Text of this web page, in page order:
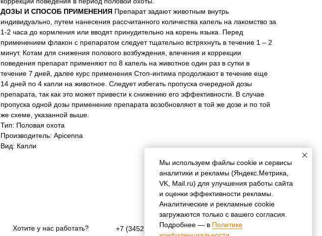
ДОЗЫ И СПОСОБ ПРИМЕНЕНИЯ Препарат задают животным внутрь
индивидуально, путем нанесения рассчитанного количества капель на лакомство за
1-2 часа до кормления или вводят принудительно на корень языка. Перед
применением флакон с препаратом следует тщательно встряхнуть в течение 1 – 2
минут. Котам для снижения полового возбуждения, влечения и коррекции
поведения препарат применяют по 8 капель на животное один раз в сутки в
течение 7 дней, далее курс применения Стоп-интима продолжают в течение еще
14 дней по 4 капли на животное. Следует избегать пропуска очередной дозы
препарата, так как это может привести к снижению его эффективности. В случае
пропуска одной дозы применение препарата возобновляют в той же дозе и по той
же схеме, указанной выше.
Тип: Половая охота
Производитель: Apicenna
Вид: Капли
+7 (3452) 57-54-36
Хотите у нас работать?
Мы используем файлы cookie и сервисы
аналитики и рекламы (Яндекс.Метрика,
VK, Mail.ru) для улучшения работы сайта
и оценки эффективности рекламы.
Аналитические и рекламные cookie
загружаются только с вашего согласия.
Подробнее — в Политике